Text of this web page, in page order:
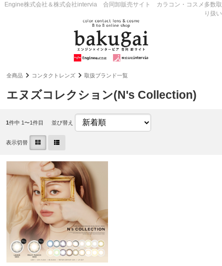
Engine株式会社＆株式会社intervia 合同卸販売サイト カラコン・コスメ多数取
り扱い
全商品 コンタクトレンズ 取扱ブランド一覧
エヌズコレクション(N's Collection)
1件中 1〜1件目 並び替え
表示切替